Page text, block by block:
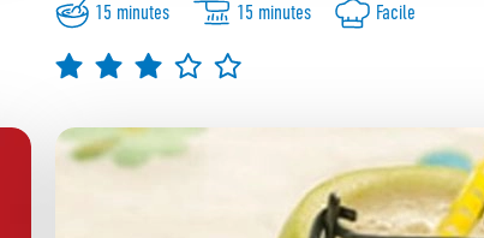
15 minutes 15 minutes Facile